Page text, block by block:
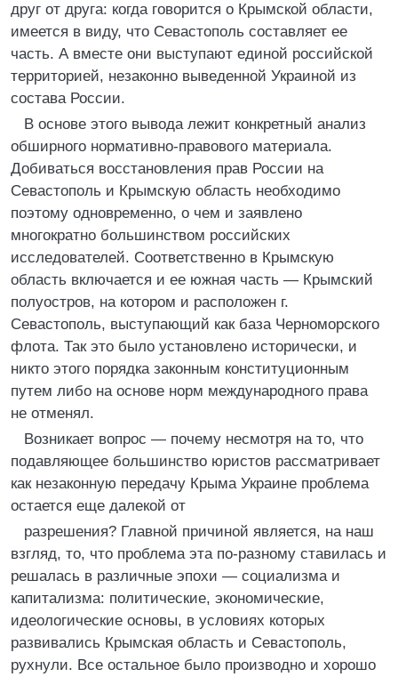
друг от друга: когда говорится о Крымской области,
имеется в виду, что Севастополь составляет ее
часть. А вместе они выступают единой российской
территорией, незаконно выведенной Украиной из
состава России.
В основе этого вывода лежит конкретный анализ
обширного нормативно-правового материала.
Добиваться восстановления прав России на
Севастополь и Крымскую область необходимо
поэтому одновременно, о чем и заявлено
многократно большинством российских
исследователей. Соответственно в Крымскую
область включается и ее южная часть — Крымский
полуостров, на котором и расположен г.
Севастополь, выступающий как база Черноморского
флота. Так это было установлено исторически, и
никто этого порядка законным конституционным
путем либо на основе норм международного права
не отменял.
Возникает вопрос — почему несмотря на то, что
подавляющее большинство юристов рассматривает
как незаконную передачу Крыма Украине проблема
остается еще далекой от
разрешения? Главной причиной является, на наш
взгляд, то, что проблема эта по-разному ставилась и
решалась в различные эпохи — социализма и
капитализма: политические, экономические,
идеологические основы, в условиях которых
развивались Крымская область и Севастополь,
рухнули. Все остальное было производно и хорошо